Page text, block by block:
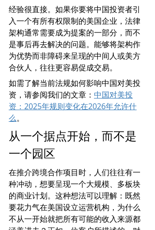
经验很直接。如果你要将中国投资者引
入一个有所有权限制的美国企业，法律
架构通常需要成为提案的一部分，而不
是事后再去解决的问题。能够将架构作
为优势而非障碍来呈现的中间人或美方
合伙人，往往更容易促成交易。
如需了解当前法规如何影响中国对美投
资，请参阅我们的文章： 中国对美投
资：2025年规则变化在2026年允许什
么。
从一个据点开始，而不是
一个园区
在推介跨境合作项目时，人们往往有一
种冲动，想要呈现一个大规模、多板块
的商业计划。这种想法可以理解：既然
要花力气在美国设立运营机构，为什么
不从一开始就把所有可能的收入来源都